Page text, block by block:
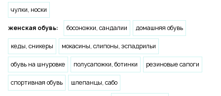
чулки, носки
женская обувь: босоножки, сандалии домашняя обувь
кеды, сникеры мокасины, слипоны, эспадрильи
обувь на шнуровке полусапожки, ботинки резиновые сапоги
спортивная обувь шлепанцы, сабо